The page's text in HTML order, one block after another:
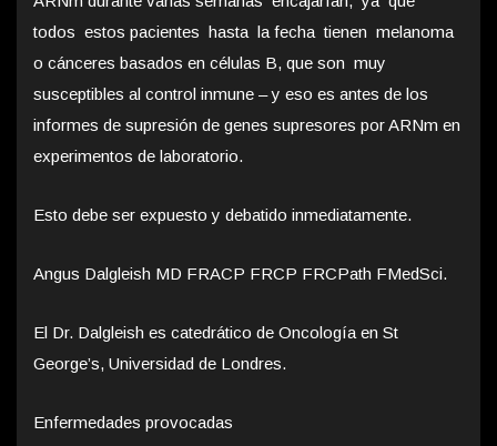
todos estos pacientes hasta la fecha tienen melanoma
o cánceres basados en células B, que son muy
susceptibles al control inmune – y eso es antes de los
informes de supresión de genes supresores por ARNm en
experimentos de laboratorio.
Esto debe ser expuesto y debatido inmediatamente.
Angus Dalgleish MD FRACP FRCP FRCPath FMedSci.
El Dr. Dalgleish es catedrático de Oncología en St
George’s, Universidad de Londres.
Enfermedades provocadas